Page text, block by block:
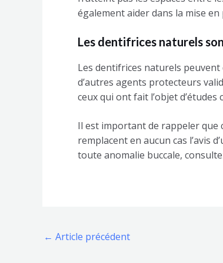
également aider dans la mise en
Les dentifrices naturels
Les dentifrices naturels
d’autres agents protecteurs
ceux qui ont fait l’objet d’études
Il est important de rappeler
remplacent en aucun cas l’avis
toute anomalie buccale,
← Article précédent